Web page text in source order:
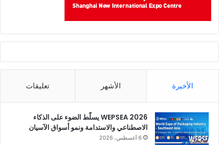
الأخيرة الأشهر تعليقات
WEPSEA 2026 يسلّط الضوء على الذكاء
الاصطناعي والاستدامة ونمو أسواق الآسيان
6 أغسطس، 2026